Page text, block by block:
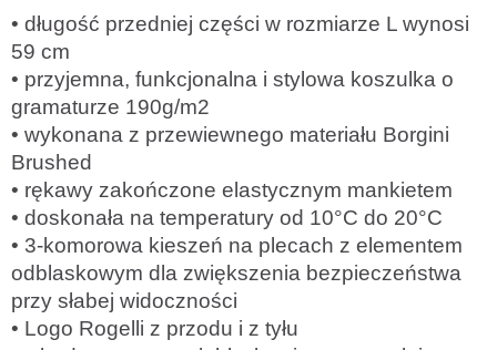
• długość przedniej części w rozmiarze L wynosi
59 cm
• przyjemna, funkcjonalna i stylowa koszulka o
gramaturze 190g/m2
• wykonana z przewiewnego materiału Borgini
Brushed
• rękawy zakończone elastycznym mankietem
• doskonała na temperatury od 10°C do 20°C
• 3-komorowa kieszeń na plecach z elementem
odblaskowym dla zwiększenia bezpieczeństwa
przy słabej widoczności
• Logo Rogelli z przodu i z tyłu